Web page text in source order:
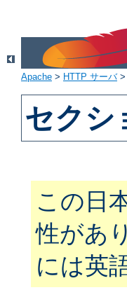
Apache > HTTP サーバ>
セクシ
この日
性があ
には英